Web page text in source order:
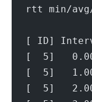
rtt min/avg/
[ ID]
[  5]
[  5]
[  5]